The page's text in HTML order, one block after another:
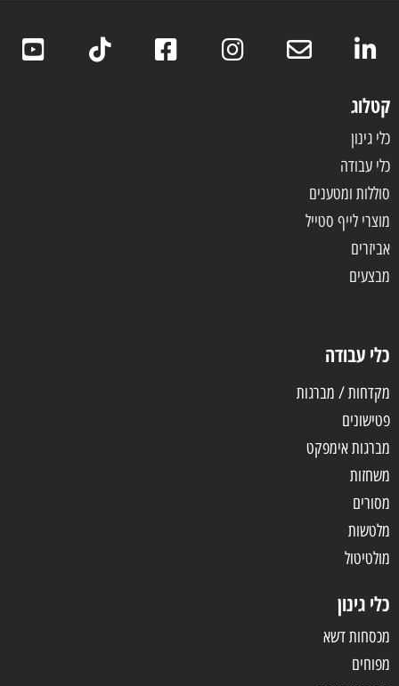
קטלוג
כלי גינון
כלי עבודה
סוללות ומטענים
מוצרי לייף סטייל
אביזרים
מבצעים
כלי עבודה
מקדחות / מברגות
פטישונים
מברגות אימפקט
משחזות
מסורים
מלטשות
מולטיטול
כלי גינון
מכסחות דשא
מפוחים